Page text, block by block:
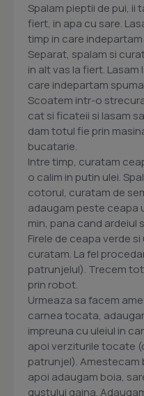
Spalam pieptii de pui, ii
fiert, in apa cu sare.
timp in care
Separat, spalam si
in alt vas la fiert. Lasam
care indepartam
Scoatem intr-o
cat si ficateii si lasam
dam totul fie prin
bucatarie.
Intre timp, curatam
o calim in putin ulei.
cotorul, curatam de
adaugam peste ceapa
min, pana cand ardeiul
Firele de ceapa verde
curatam. La fel
patrunjelul). Trecem
prin robot.
Urmeaza sa facem
carnea tocata,
impreuna cu uleiul in
apoi verziturile tocate
patrunjel).
apoi adaugam boia,
gustului gaina.